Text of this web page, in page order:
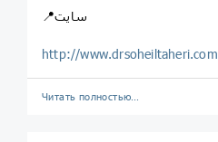
📍سایت
http://www.drsoheiltaheri.com
Читать полностью…